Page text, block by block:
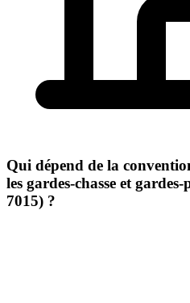
Qui dépend de la
les gardes-chasse et
7015) ?